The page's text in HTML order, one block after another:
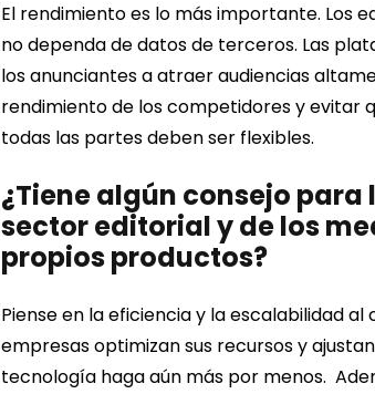
El rendimiento es lo más importante. Los
no dependa de datos de terceros. Las
los anunciantes a atraer audiencias
rendimiento de los competidores y evitar
todas las partes deben ser flexibles.
¿Tiene algún consejo
sector editorial y de los
propios productos?
Piense en la eficiencia y la escalabilidad
empresas optimizan sus recursos y
tecnología haga aún más por menos.